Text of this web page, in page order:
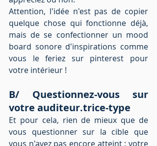
Attention, l'idée n'est pas de copier
quelque chose qui fonctionne déjà,
mais de se confectionner un mood
board sonore d'inspirations comme
vous le feriez sur pinterest pour
votre intérieur !
B/ Questionnez-vous sur
votre auditeur.trice-type
Et pour cela, rien de mieux que de
vous questionner sur la cible que
vous n'avez pas encore atteint : votre